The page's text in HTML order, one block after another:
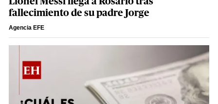
fallecimiento de su padre Jorge
Agencia EFE